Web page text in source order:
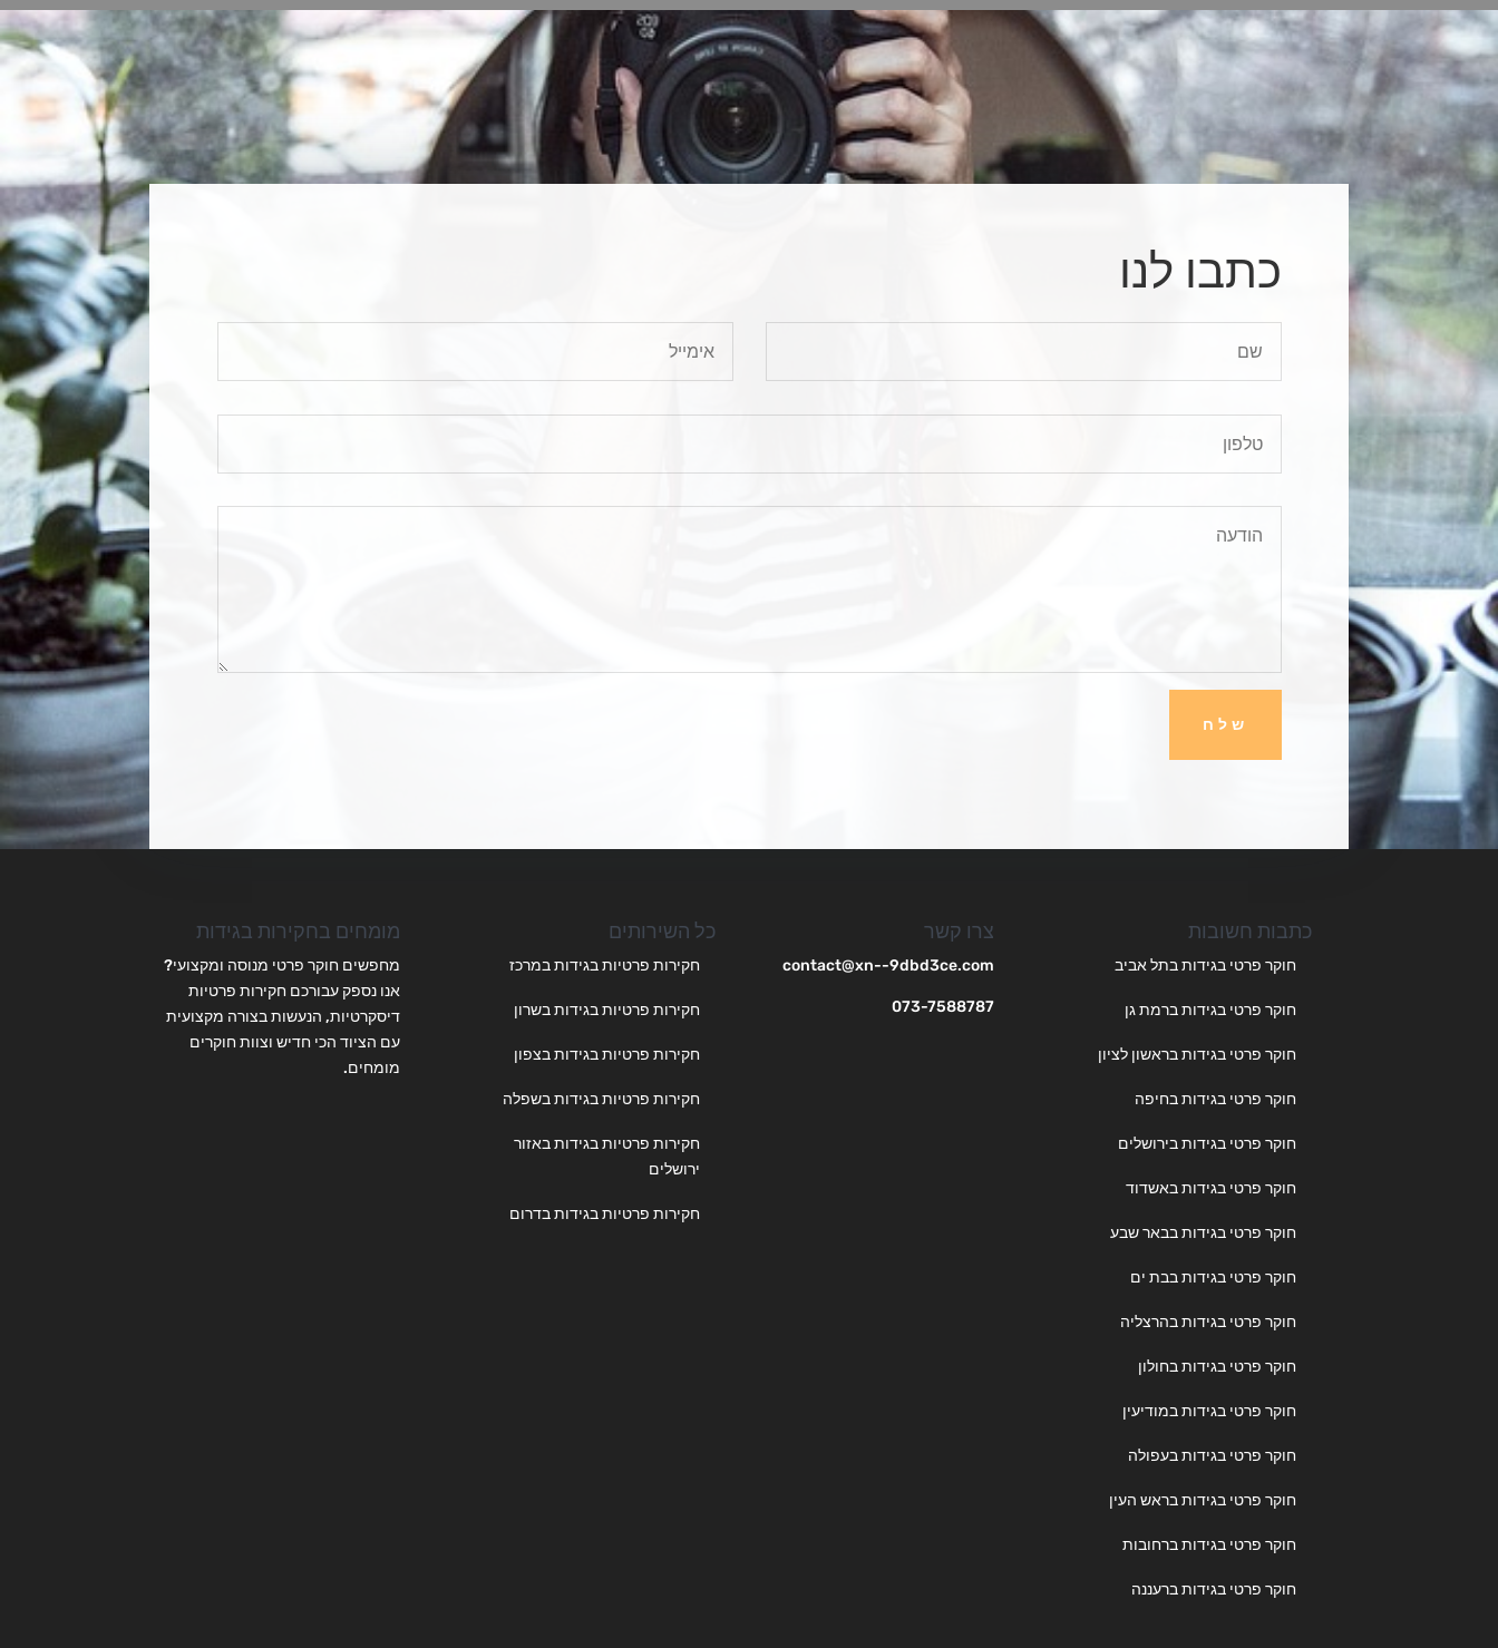
כתבו לנו
שלח
מומחים בחקירות בגידות
מחפשים חוקר פרטי מנוסה ומקצועי?
אנו נספק עבורכם חקירות פרטיות
דיסקרטיות, הנעשות בצורה מקצועית
עם הציוד הכי חדיש וצוות חוקרים
מומחים.
כל השירותים
חקירות פרטיות בגידות במרכז
חקירות פרטיות בגידות בשרון
חקירות פרטיות בגידות בצפון
חקירות פרטיות בגידות בשפלה
חקירות פרטיות בגידות באזור
ירושלים
חקירות פרטיות בגידות בדרום
צרו קשר
contact@xn--9dbd3ce.com
073-7588787
כתבות חשובות
חוקר פרטי בגידות בתל אביב
חוקר פרטי בגידות ברמת גן
חוקר פרטי בגידות בראשון לציון
חוקר פרטי בגידות בחיפה
חוקר פרטי בגידות בירושלים
חוקר פרטי בגידות באשדוד
חוקר פרטי בגידות בבאר שבע
חוקר פרטי בגידות בבת ים
חוקר פרטי בגידות בהרצליה
חוקר פרטי בגידות בחולון
חוקר פרטי בגידות במודיעין
חוקר פרטי בגידות בעפולה
חוקר פרטי בגידות בראש העין
חוקר פרטי בגידות ברחובות
חוקר פרטי בגידות ברעננה